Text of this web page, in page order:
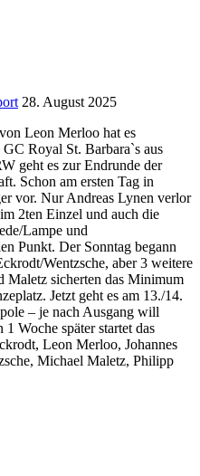
28. August 2025
Leon Merloo hat es
Royal St. Barbara`s aus
geht es zur Endrunde der
Schon am ersten Tag in
vor. Nur Andreas Lynen verlor
2ten Einzel und auch die
Lampe und
Punkt. Der Sonntag begann
Wentzsche, aber 3 weitere
Maletz sicherten das Minimum
Jetzt geht es am 13./14.
– je nach Ausgang will
Woche später startet das
Leon Merloo, Johannes
Michael Maletz, Philipp